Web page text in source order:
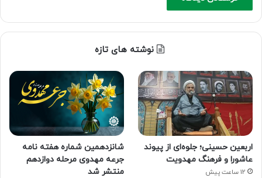
نوشته های تازه
اربعین حسینی؛ جلوه‌ای از پیوند
عاشورا و فرهنگ مهدویت
12 ساعت پیش
شانزدهمین شماره هفته‌ نامه
جرعه مهدوی مرحله دوازدهم
منتشر شد